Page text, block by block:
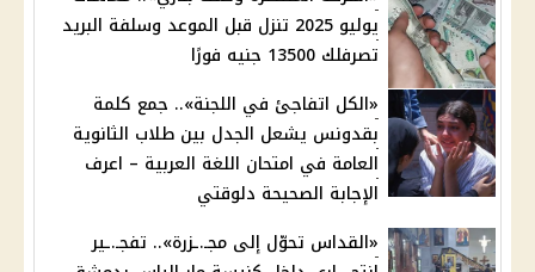
يوليو 2025 تنزل قبل الموعد وسلفة البريد
تصرفلك 13500 جنيه فورًا
«الكل اتفاجئ في اللجنة».. جمع كلمة
بقدونس يشعل الجدل بين طلاب الثانوية
العامة في امتحان اللغة العربية – اعرف
الإجابة الصحيحة دلوقتي
«القداس تحوّل إلى مجـ.ـزرة».. تفجـ.ـير